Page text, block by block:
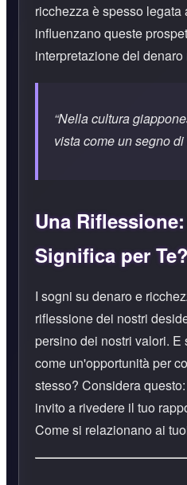
ricchezza è spesso legata
influenzano queste
interpretazione del
“Nella cultura
vista come un segno
Una
Significa per Te?
I sogni su denaro e
riflessione dei nostri
persino dei nostri valori.
come un'opportunità per
stesso? Considera
invito a rivedere il tuo
Come si relazionano ai